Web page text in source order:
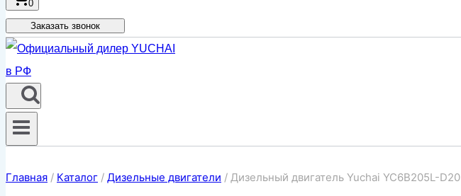
0
Заказать звонок
Главная / Каталог / Дизельные двигатели / Дизельный двигатель Yuchai YC6B205L-D20